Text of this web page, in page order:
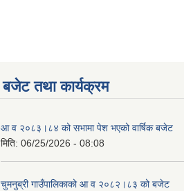
बजेट तथा कार्यक्रम
आ व २०८३।८४ को सभामा पेश भएको वार्षिक बजेट
मिति: 06/25/2026 - 08:08
चुमनुब्री गाउँपालिकाको आ व २०८२।८३ को बजेट